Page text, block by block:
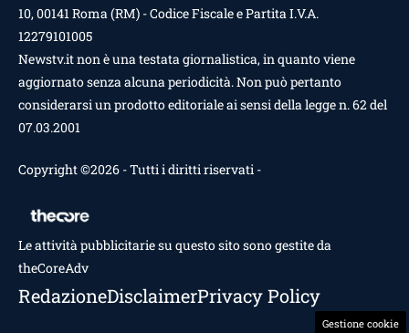
10, 00141 Roma (RM) - Codice Fiscale e Partita I.V.A.
12279101005
Newstv.it non è una testata giornalistica, in quanto viene
aggiornato senza alcuna periodicità. Non può pertanto
considerarsi un prodotto editoriale ai sensi della legge n. 62 del
07.03.2001
Copyright ©2026 - Tutti i diritti riservati -
Le attività pubblicitarie su questo sito sono gestite da
theCoreAdv
RedazioneDisclaimerPrivacy Policy
Gestione cookie